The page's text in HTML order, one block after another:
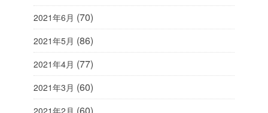
2021年6月 (70)
2021年5月 (86)
2021年4月 (77)
2021年3月 (60)
2021年2月